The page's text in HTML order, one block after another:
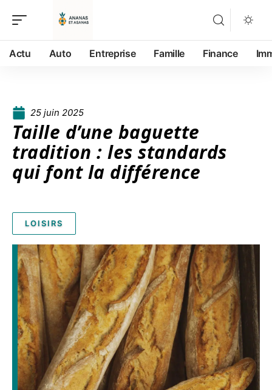
Actu Auto Entreprise Famille Finance
25 juin 2025
Taille d’une baguette
tradition : les standards
qui font la différence
LOISIRS